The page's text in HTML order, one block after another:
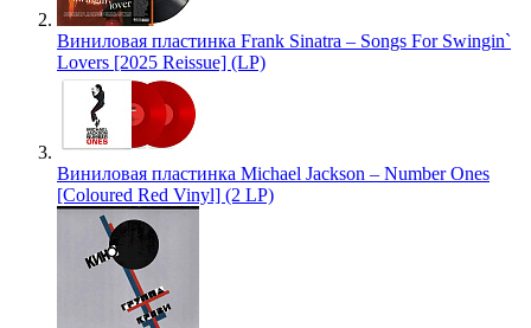
Виниловая пластинка Frank Sinatra – Songs For Swingin`
Lovers [2025 Reissue] (LP)
Виниловая пластинка Michael Jackson – Number Ones
[Coloured Red Vinyl] (2 LP)